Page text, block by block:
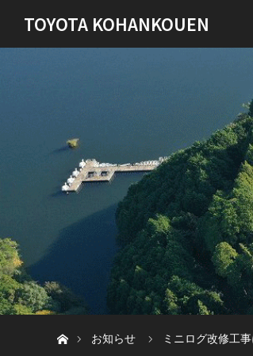
TOYOTA KOHANKOUEN
お知らせ
ミニログ改修工